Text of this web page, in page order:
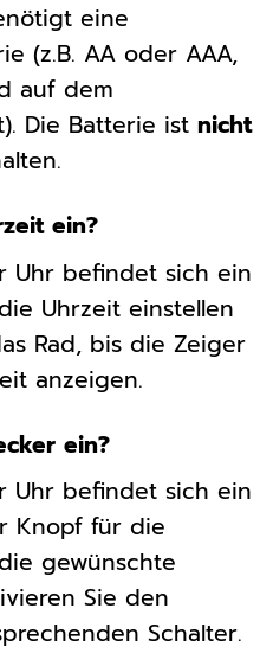
eine
(z.B. AA oder AAA,
auf dem
Die Batterie ist nicht
ein?
Uhr befindet sich ein
Uhrzeit einstellen
Rad, bis die Zeiger
anzeigen.
ein?
Uhr befindet sich ein
Knopf für die
gewünschte
Sie den
Schalter.